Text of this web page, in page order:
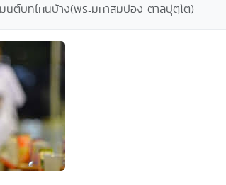
นต์บทไหนบ้าง(พระมหาสมปอง ตาลปุตฺโต)